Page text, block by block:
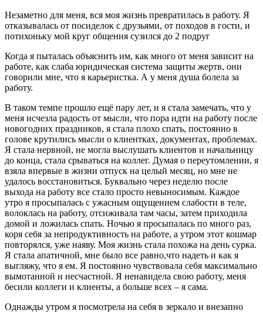
Незаметно для меня, вся моя жизнь превратилась в работу. Я
отказывалась от посиделок с друзьями, от походов в гости, и
потихоньку мой круг общения сузился до 2 подруг
Когда я пыталась объяснить им, как много от меня зависит на
работе, как слаба юридическая система защиты жертв, они
говорили мне, что я карьеристка. А у меня душа болела за
работу.
В таком темпе прошло ещё пару лет, и я стала замечать, что у
меня исчезла радость от мысли, что пора идти на работу после
новогодних праздников, я стала плохо спать, постоянно в
голове крутились мысли о клиентках, документах, проблемах.
Я стала нервной, не могла выслушать клиентов и начальницу
до конца, стала срываться на коллег. Думая о переутомлении, я
взяла впервые в жизни отпуск на целый месяц, но мне не
удалось восстановиться. Буквально через неделю после
выхода на работу все стало просто невыносимым. Каждое
утро я просыпалась с ужасным ощущением слабости в теле,
волоклась на работу, отсиживала там часы, затем приходила
домой и ложилась спать. Ночью я просыпалась по много раз,
коря себя за непродуктивность на работе, а утром этот кошмар
повторялся, уже наяву. Моя жизнь стала похожа на день сурка.
Я стала апатичной, мне было все равно,что надеть и как я
выгляжу, что я ем. Я постоянно чувствовала себя максимально
вымотанной и несчастной. Я ненавидела свою работу, меня
бесили коллеги и клиенты, а больше всех – я сама.
Однажды утром я посмотрела на себя в зеркало и внезапно